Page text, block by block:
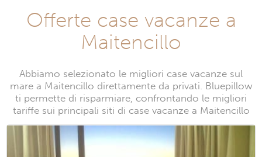
Offerte case vacanze a
Maitencillo
Abbiamo selezionato le migliori case vacanze sul
mare a Maitencillo direttamente da privati. Bluepillow
ti permette di risparmiare, confrontando le migliori
tariffe sui principali siti di case vacanze a Maitencillo